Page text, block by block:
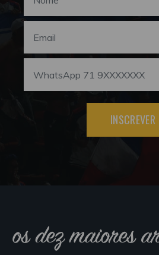
INSCREVER
os dez maiores